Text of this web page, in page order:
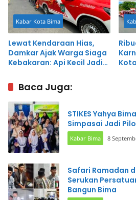
Kabar Kota Bima
Lewat Kendaraan Hias,
Damkar Ajak Warga Siaga
Kebakaran: Api Kecil Jadi
LawanBaca Juga:
STIKES Yahya
Simpasai Jadi
Kabar Bima 8
Safari Ramadan
Serukan
Bangun Bima